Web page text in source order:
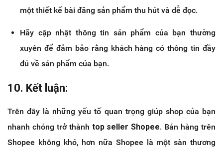
một thiết kế bài đăng sản phẩm thu hút và dễ đọc.
Hãy cập nhật thông tin sản phẩm của bạn thường
xuyên để đảm bảo rằng khách hàng có thông tin đầy
đủ về sản phẩm của bạn.
10. Kết luận:
Trên đây là những yếu tố quan trọng giúp shop của bạn
nhanh chóng trở thành top seller Shopee. Bán hàng trên
Shopee không khó, hơn nữa Shopee là một sàn thương